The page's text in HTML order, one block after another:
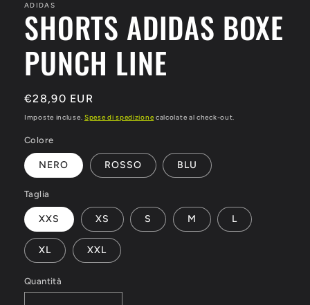
modale
ADIDAS
SHORTS ADIDAS BOXE
PUNCH LINE
Prezzo
di
€28,90 EUR
Imposte incluse. Spese di spedizione calcolate al check-out.
Colore
NERO ROSSO BLU
Taglia
XXS XS S M L
XL XXL
Quantità